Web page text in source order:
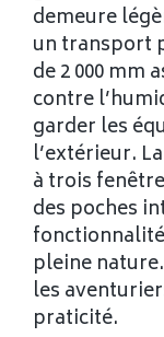
demeure
un transport
de 2 000 mm
contre
garder les
l’extérieur.
à trois
des poches
pleine
les
praticité.